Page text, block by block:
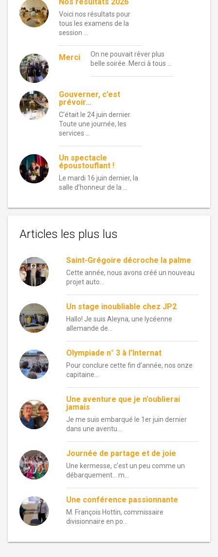
Voici nos résultats pour
tous les examens de la
session …
Merci
On ne pouvait rêver plus
belle soirée. Merci à tous …
Gouverner, c’est
prévoir…
C’était le 24 juin dernier.
Toute une journée, les
services …
Un spectacle
époustouflant !
Le mardi 16 juin dernier, la
salle d’honneur de la …
Articles les plus lus
Saint-Grégoire décroche la palme
Cette année, nous avons créé un nouveau
projet auto...
Un stage inoubliable chez JP2
Hallo! Je suis Aleyna, une lycéenne
allemande de...
Olympiade n° 3 à l’Internat
Pour conclure cette fin d’année, nos onze
capitaine...
Une aventure que je n’oublierai
jamais
Je me suis embarqué le 1er juin dernier
dans une aventu...
Journée de partage et de joie
Une kermesse, c’est un peu comme un
débarquement… m...
Une conférence passionnante
M. François Hottin, commissaire
divisionnaire en po...